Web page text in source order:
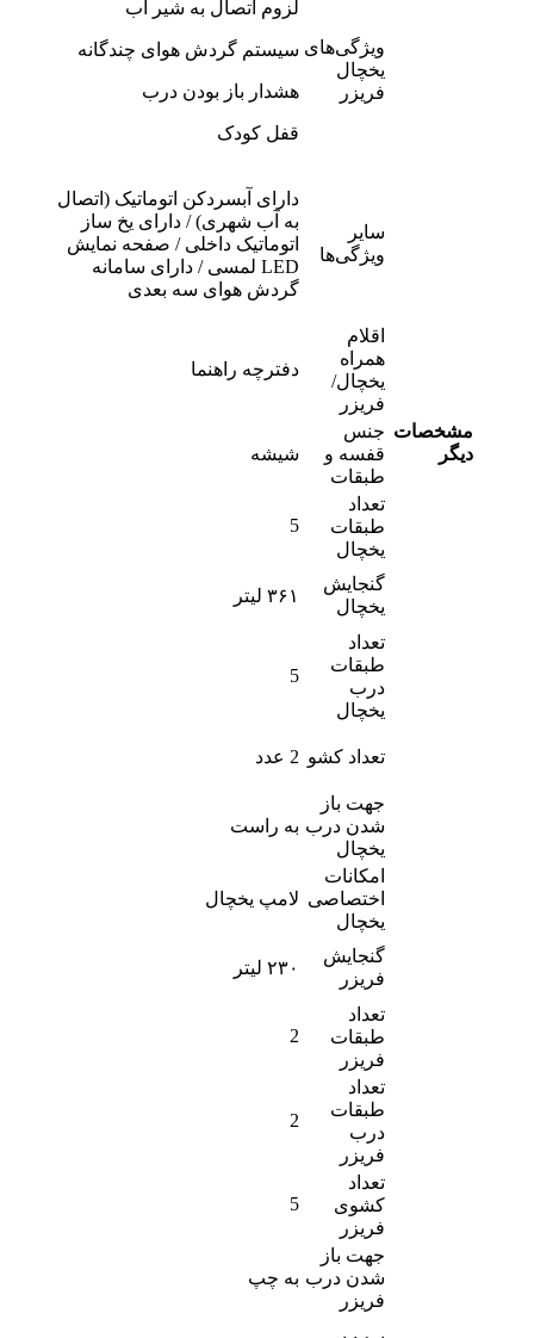
مشخصات
دیگر
ویژگی‌های
یخچال
فریزر
لزوم اتصال به شیر آب
سیستم گردش هوای چندگانه
هشدار باز بودن درب
قفل کودک
سایر
ویژگی‌ها
دارای آبسردکن اتوماتیک (اتصال
به آب شهری) / دارای یخ ساز
اتوماتیک داخلی / صفحه نمایش
LED لمسی / دارای سامانه
گردش هوای سه بعدی
اقلام
همراه
یخچال/
فریزر
دفترچه راهنما
جنس
قفسه و
طبقات
شیشه
تعداد
طبقات
یخچال
5
گنجایش
یخچال
۳۶۱ لیتر
تعداد
طبقات
درب
یخچال
5
تعداد کشو 2 عدد
جهت باز
شدن درب
یخچال
به راست
امکانات
اختصاصی
یخچال
لامپ یخچال
گنجایش
فریزر
۲۳۰ لیتر
تعداد
طبقات
فریزر
2
تعداد
طبقات
درب
فریزر
2
تعداد
کشوی
فریزر
5
جهت باز
شدن درب
فریزر
به چپ